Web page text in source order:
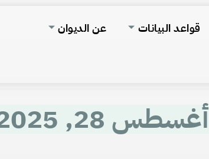
قواعد البيانات عن الديوان
أغسطس 28, 2025